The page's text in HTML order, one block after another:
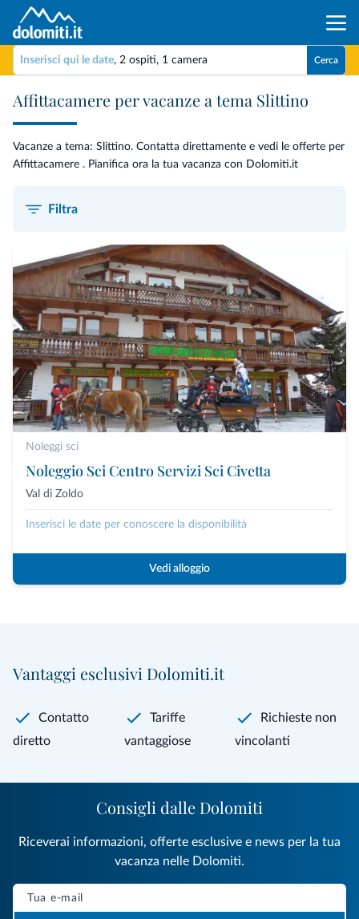
Inserisci qui le date, 2 ospiti, 1 camera Cerca
Affittacamere per vacanze a tema Slittino
Vacanze a tema: Slittino. Contatta direttamente e vedi le offerte per
Affittacamere . Pianifica ora la tua vacanza con Dolomiti.it
Filtra
Noleggi sci
Noleggio Sci Centro Servizi Sci Civetta
Val di Zoldo
Inserisci le date per conoscere la disponibilità
Vedi alloggio
Vantaggi esclusivi Dolomiti.it
Contatto
diretto
Tariffe
vantaggiose
Richieste non
vincolanti
Consigli dalle Dolomiti
Riceverai informazioni, offerte esclusive e news per la tua
vacanza nelle Dolomiti.